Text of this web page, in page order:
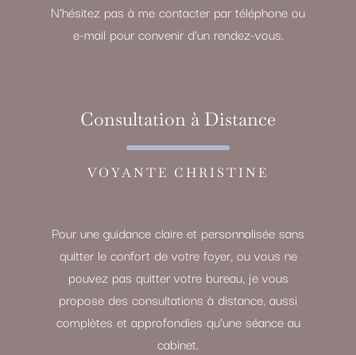
N’hésitez pas à me contacter par téléphone ou
e-mail pour convenir d’un rendez-vous.
Consultation à Distance
VOYANTE CHRISTINE
Pour une guidance claire et personnalisée sans
quitter le confort de votre foyer, ou vous ne
pouvez pas quitter votre bureau, je vous
propose des consultations à distance, aussi
complètes et approfondies qu’une séance au
cabinet.